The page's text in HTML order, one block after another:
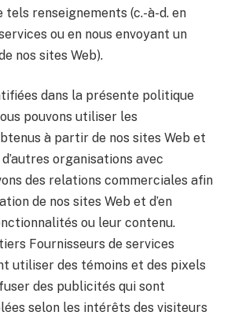
tels renseignements (c.-à-d. en
ou en nous envoyant un
nos sites Web).
dans la présente politique
pouvons utiliser les
à partir de nos sites Web et
organisations avec
des relations commerciales afin
de nos sites Web et d’en
ou leur contenu.
Fournisseurs de services
utiliser des témoins et des pixels
des publicités qui sont
selon les intérêts des visiteurs
to call you